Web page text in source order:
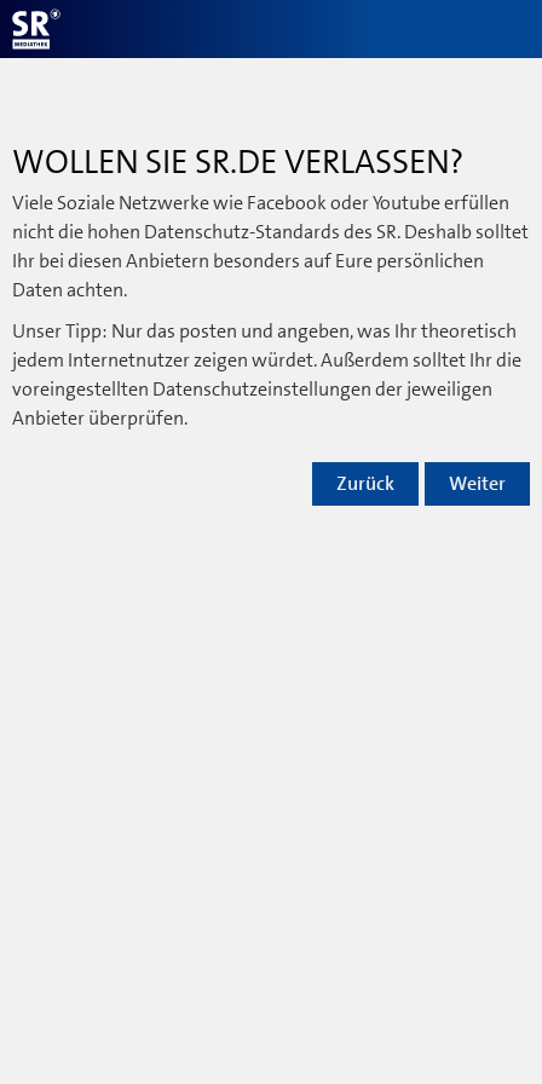
WOLLEN SIE SR.DE VERLASSEN?
Viele Soziale Netzwerke wie Facebook oder Youtube erfüllen
nicht die hohen Datenschutz-Standards des SR. Deshalb solltet
Ihr bei diesen Anbietern besonders auf Eure persönlichen
Daten achten.
Unser Tipp: Nur das posten und angeben, was Ihr theoretisch
jedem Internetnutzer zeigen würdet. Außerdem solltet Ihr die
voreingestellten Datenschutzeinstellungen der jeweiligen
Anbieter überprüfen.
Weiter
Zurück